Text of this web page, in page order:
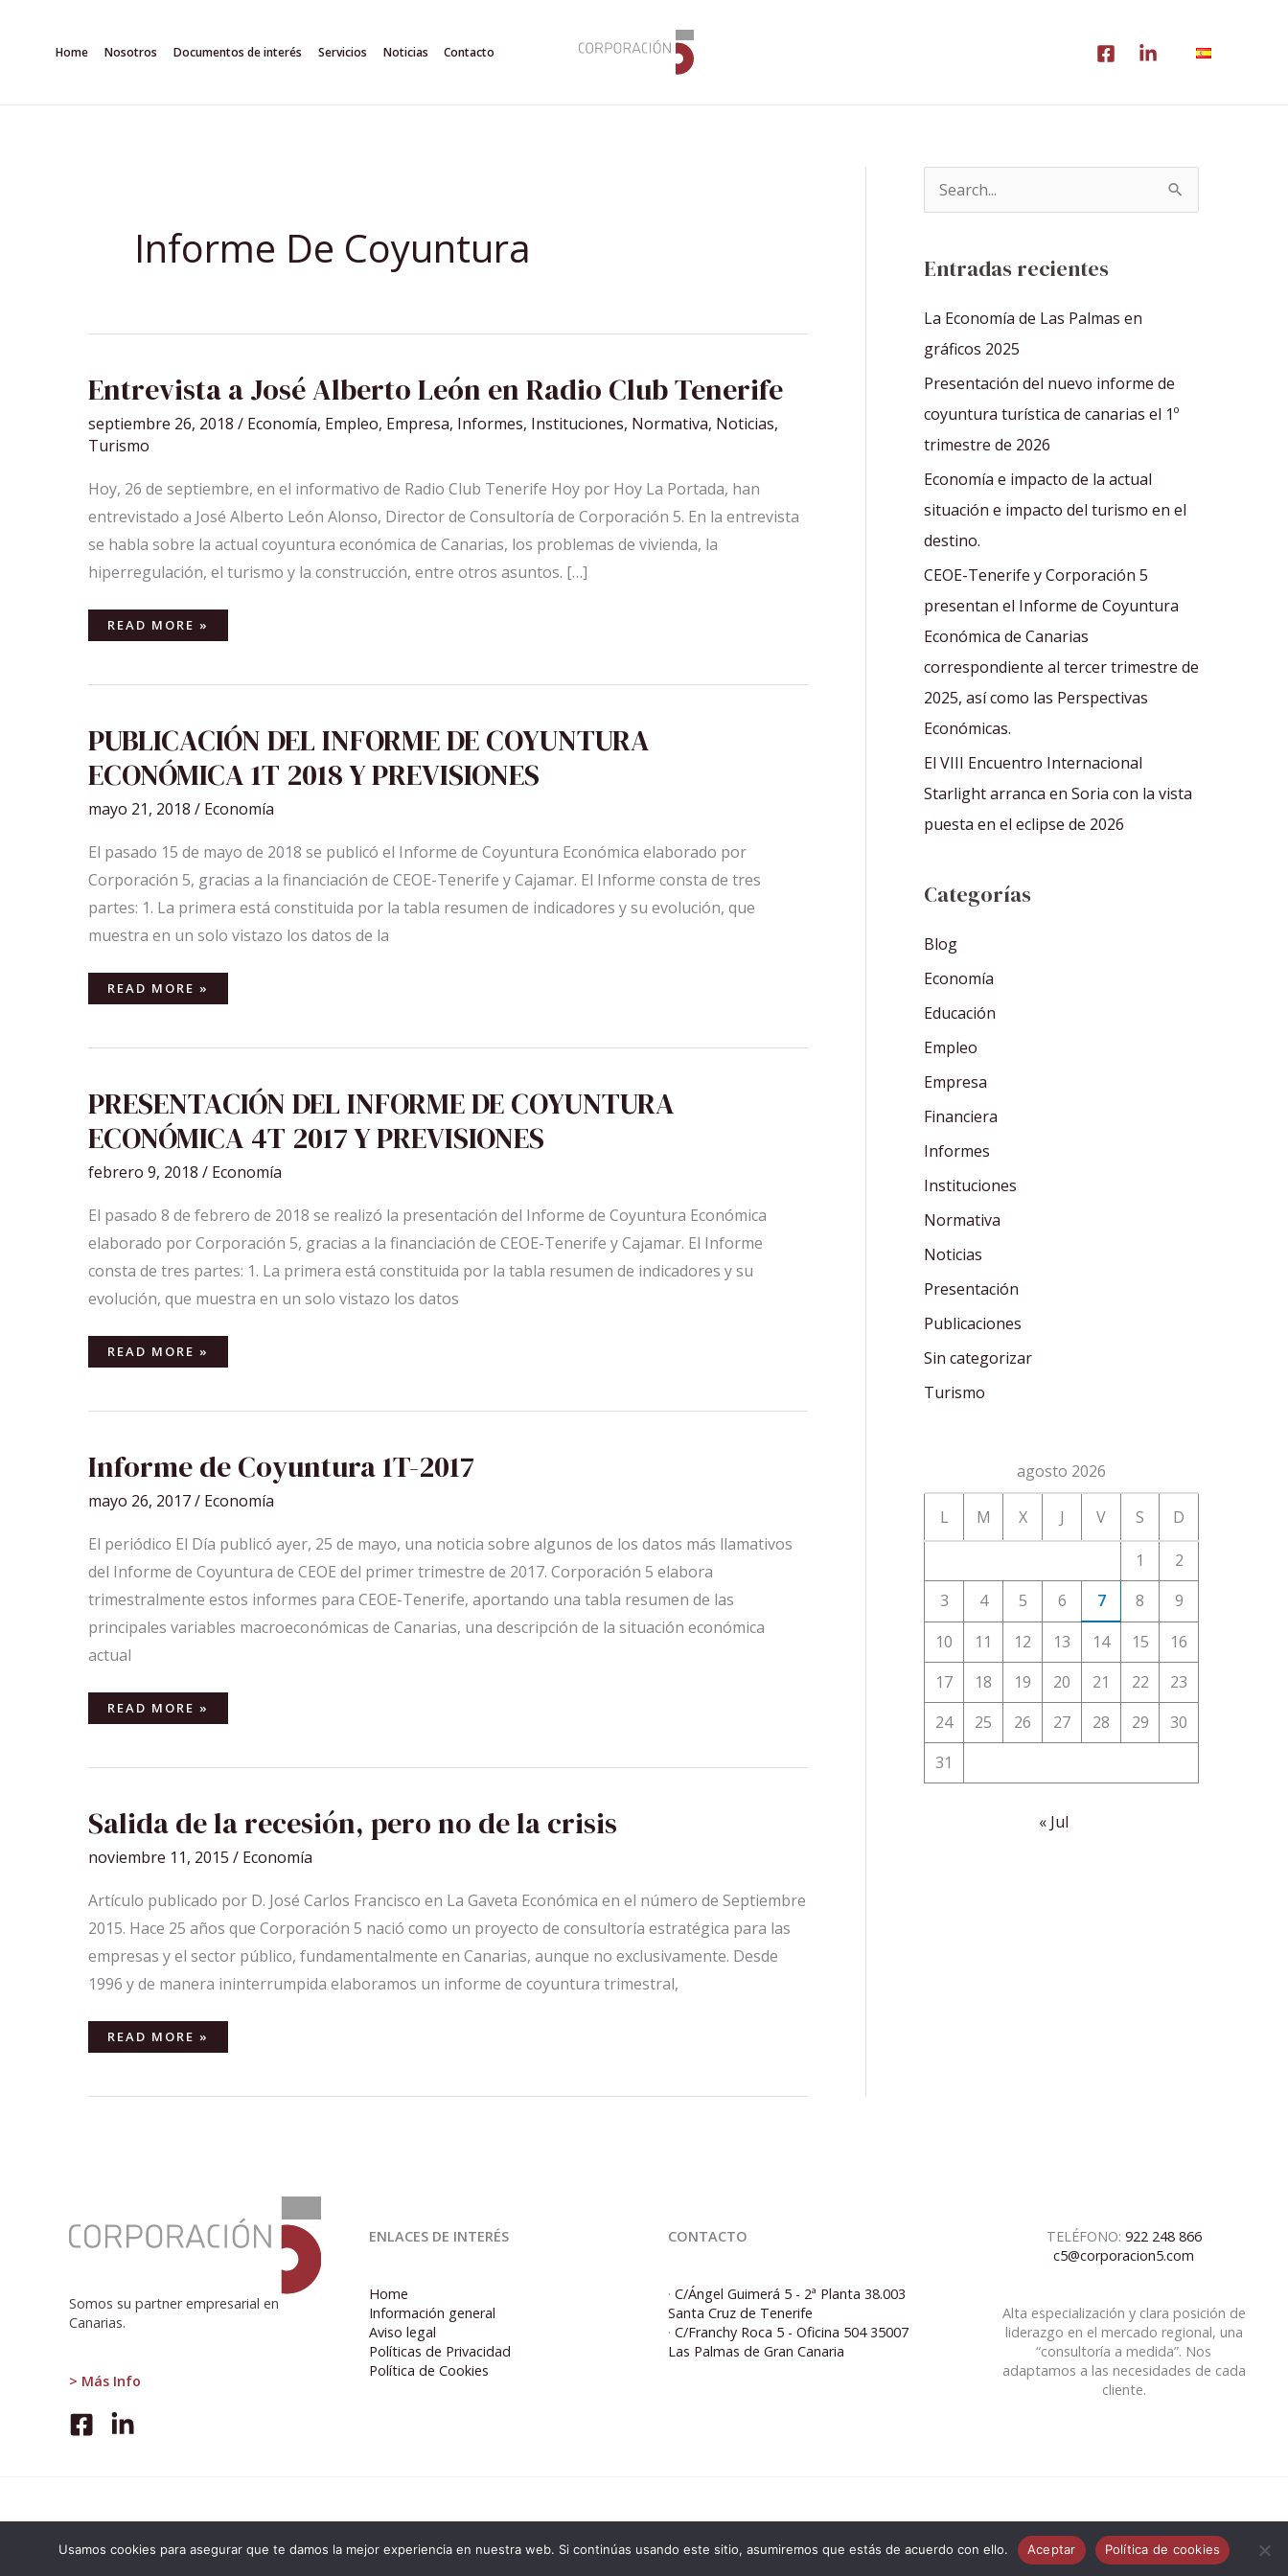
Home Nosotros Documentos de interés Servicios Noticias Contacto
Informe De Coyuntura
Entrevista a José Alberto León en Radio Club Tenerife
septiembre 26, 2018 / Economía, Empleo, Empresa, Informes, Instituciones, Normativa, Noticias,
Turismo
Hoy, 26 de septiembre, en el informativo de Radio Club Tenerife Hoy por Hoy La Portada, han
entrevistado a José Alberto León Alonso, Director de Consultoría de Corporación 5. En la entrevista
se habla sobre la actual coyuntura económica de Canarias, los problemas de vivienda, la
hiperregulación, el turismo y la construcción, entre otros asuntos. […]
ENTREVISTA
A
JOSÉ
ALBERTO
LEÓN
EN
RADIO
READ MORE »
PUBLICACIÓN DEL INFORME DE COYUNTURA
ECONÓMICA 1T 2018 Y PREVISIONES
mayo 21, 2018 / Economía
El pasado 15 de mayo de 2018 se publicó el Informe de Coyuntura Económica elaborado por
Corporación 5, gracias a la financiación de CEOE-Tenerife y Cajamar. El Informe consta de tres
partes: 1. La primera está constituida por la tabla resumen de indicadores y su evolución, que
muestra en un solo vistazo los datos de la
PUBLICACIÓN
DEL
INFORME
DE
COYUNTURA
ECONÓMICA
1T
2018
READ MORE »
PRESENTACIÓN DEL INFORME DE COYUNTURA
ECONÓMICA 4T 2017 Y PREVISIONES
febrero 9, 2018 / Economía
El pasado 8 de febrero de 2018 se realizó la presentación del Informe de Coyuntura Económica
elaborado por Corporación 5, gracias a la financiación de CEOE-Tenerife y Cajamar. El Informe
consta de tres partes: 1. La primera está constituida por la tabla resumen de indicadores y su
evolución, que muestra en un solo vistazo los datos
PRESENTACIÓN
DEL
INFORME
DE
COYUNTURA
ECONÓMICA
4T
2017
READ MORE »
Informe de Coyuntura 1T-2017
mayo 26, 2017/ Economía
El periódico El Día publicó ayer, 25 de mayo, una noticia sobre algunos de los datos más llamativos
del Informe de Coyuntura de CEOE del primer trimestre de 2017. Corporación 5 elabora
trimestralmente estos informes para CEOE-Tenerife, aportando una tabla resumen de las
principales variables macroeconómicas de Canarias, una descripción de la situación económica
actual
INFORME
DE
COYUNTURA
2017
READ MORE »
Salida de la recesión, pero no de la crisis
noviembre 11, 2015 / Economía
Artículo publicado por D. José Carlos Francisco en La Gaveta Económica en el número de Septiembre
2015. Hace 25 años que Corporación 5 nació como un proyecto de consultoría estratégica para las
empresas y el sector público, fundamentalmente en Canarias, aunque no exclusivamente. Desde
1996 y de manera ininterrumpida elaboramos un informe de coyuntura trimestral,
SALIDA
DE
LA
RECESIÓN,
PERO
LA
CRISIS
READ MORE »
a
r
p
o
r
:
Entradas recientes
La Economía de Las Palmas en
gráficos 2025
Presentación del nuevo informe de
coyuntura turística de canarias el 1º
trimestre de 2026
Economía e impacto de la actual
situación e impacto del turismo en el
destino.
CEOE-Tenerife y Corporación 5
presentan el Informe de Coyuntura
Económica de Canarias
correspondiente al tercer trimestre de
2025, así como las Perspectivas
Económicas.
El VIII Encuentro Internacional
Starlight arranca en Soria con la vista
puesta en el eclipse de 2026
Categorías
Blog
Economía
Educación
Empleo
Empresa
Financiera
Informes
Instituciones
Normativa
Noticias
Presentación
Publicaciones
Sin categorizar
Turismo
agosto 2026
L M X J V S D
1
2
3
4 5 6 7 8
9
10
11 12 13 14 15
16
17
18 19 20 21 22
23
24
25 26 27 28 29
30
31
« Jul
Somos su partner empresarial en
Canarias.
> Más Info
Salida
de
pero
ENLACES DE INTERÉS
Home
Información general
Aviso legal
Políticas de Privacidad
Política de Cookies
CONTACTO
· C/Ángel Guimerá 5 - 2ª Planta 38.003
Santa Cruz de Tenerife
· C/Franchy Roca 5 - Oficina 504 35007
Las Palmas de Gran Canaria
TELÉFONO: 922 248 866
c5@corporacion5.com
Alta especialización y clara posición de
liderazgo en el mercado regional, una
“consultoría a medida”. Nos
adaptamos a las necesidades de cada
cliente.
Usamos cookies para asegurar que te damos la mejor experiencia en nuestra web. Si continúas usando este sitio, asumiremos que estás de acuerdo con ello. Aceptar Política de cookies